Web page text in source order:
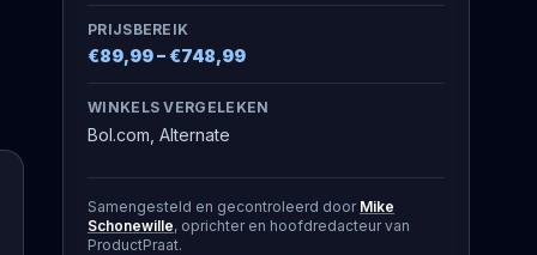
PRIJSBEREIK
€89,99– €748,99
WINKELS VERGELEKEN
Bol.com, Alternate
Samengesteld en gecontroleerd door Mike
Schonewille, oprichter en hoofdredacteur van
ProductPraat.